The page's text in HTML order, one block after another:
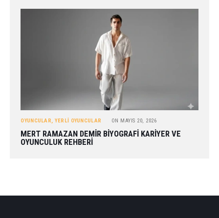
OYUNCULAR, YERLI OYUNCULAR ON MAYIS 20, 2026
MERT RAMAZAN DEMIR BIYOGRAFI KARIYER VE
OYUNCULUK REHBERI